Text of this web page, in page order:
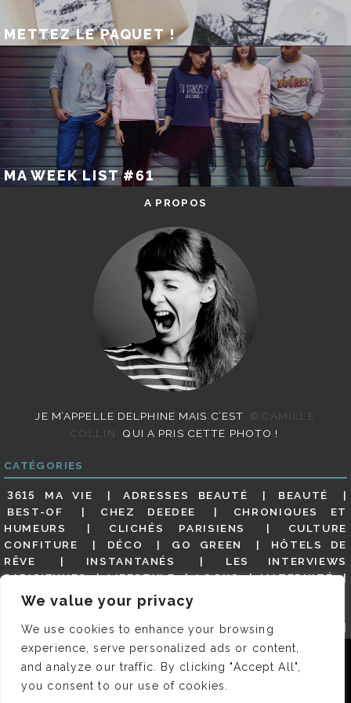
We value your privacy
We use cookies to enhance your browsing
experience, serve personalized ads or content,
and analyze our traffic. By clicking "Accept All",
you consent to our use of cookies.
METTEZ LE PAQUET !
MA WEEK LIST #61
A PROPOS
JE M’APPELLE DELPHINE MAIS C’EST
©CAMILLE
COLLIN
QUI A PRIS CETTE PHOTO !
CATÉGORIES
3615 MA VIE ADRESSES BEAUTÉ
BEAUTÉ
BEST-OF
CHEZ DEEDEE
CHRONIQUES ET
HUMEURS
CLICHÉS PARISIENS
CULTURE
CONFITURE
DÉCO GO GREEN
HÔTELS DE
RÊVE
INSTANTANÉS
LES INTERVIEWS
PARISIENNES
LIFESTYLE LOOKS
MATERNITÉ
MES ADRESSES
MODE
(BUT GOODIES)
PAR ICI LE MAGOT !
GUIDE
PARIS EN PHOTOS
RESTAURANTS
REVUE DE PRESSE DÉTAILLÉE, SIOU PLAIT
DE THÉ
SHOPPING VIDÉOS
VITE ! UN RESTO
VOYAGES VOYAGES
Nous utilisons des cookies pour vous garantir la meilleure
expérience sur notre site. Si vous continuez à utiliser ce
dernier, nous considérerons que vous acceptez l'utilisation des